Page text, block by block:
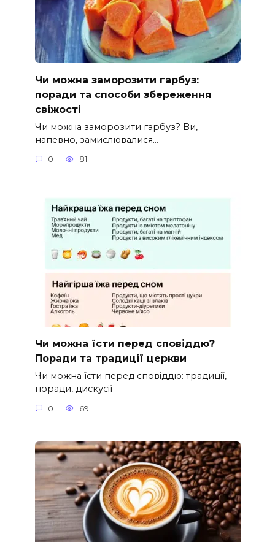
Чи можна заморозити гарбуз:
поради та способи збереження
свіжості
Чи можна заморозити гарбуз? Ви,
напевно, замислювалися…
0 81
Чи можна їсти перед сповіддю?
Поради та традиції церкви
Чи можна їсти перед сповіддю: традиції,
поради, дискусії
0 69